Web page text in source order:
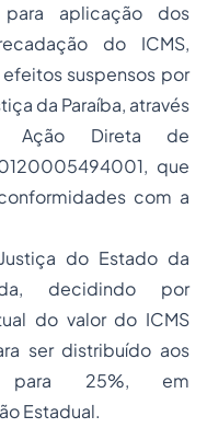
aplicação dos
do ICMS,
suspensos por
da Paraíba, através
Ação Direta de
que
com a
do Estado da
decidindo por
do valor do ICMS
ser distribuído aos
o para 25%, em
Estadual.